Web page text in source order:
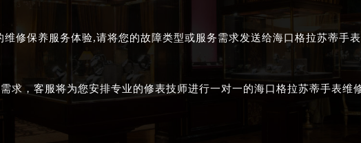
维修保养服务体验,请将您的故障类型或服务需求发送给海口格拉苏蒂手
求，客服将为您安排专业的修表技师进行一对一的海口格拉苏蒂手表维